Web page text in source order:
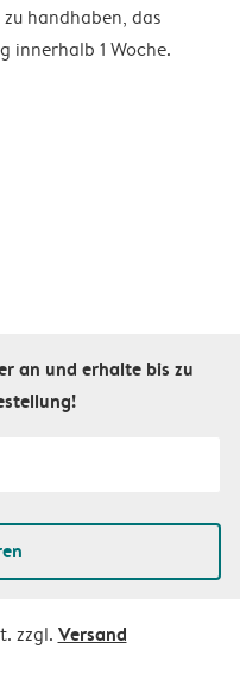
handhaben, das
innerhalb 1 Woche.
an und erhalte bis zu
zzgl. Versand